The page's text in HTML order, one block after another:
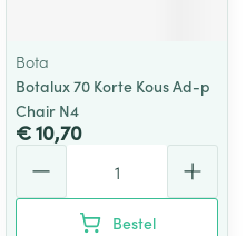
Bota
Botalux 70 Korte Kous Ad-p
Chair N4
€ 10,70
Bestel